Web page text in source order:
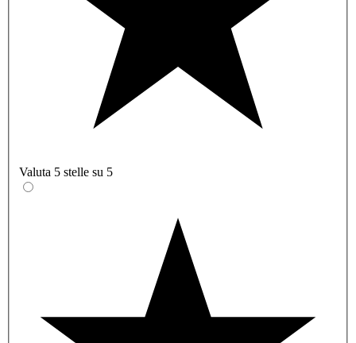
Valuta 5 stelle su 5